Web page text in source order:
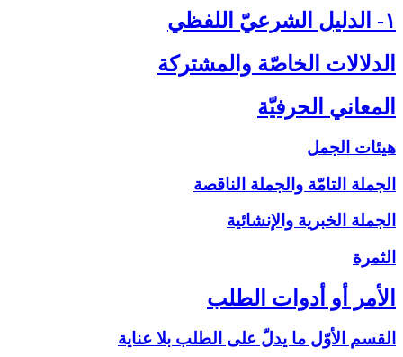
۱- الدليل الشرعيّ اللفظي‏
الدلالات الخاصّة والمشتركة
المعاني الحرفيّة
هيئات الجمل
الجملة التامّة والجملة الناقصة
الجملة الخبرية والإنشائية
الثمرة
الأمر أو أدوات الطلب‏
القسم الأوّل ما يدلّ على الطلب بلا عناية